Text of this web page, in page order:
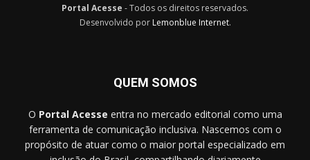
Portal Acesse - Todos os direitos reservados.
Desenvolvido por Lemonblue Internet.
QUEM SOMOS
O Portal Acesse entra no mercado editorial como uma
ferramenta de comunicação inclusiva. Nascemos com o
propósito de atuar como o maior portal especializado em